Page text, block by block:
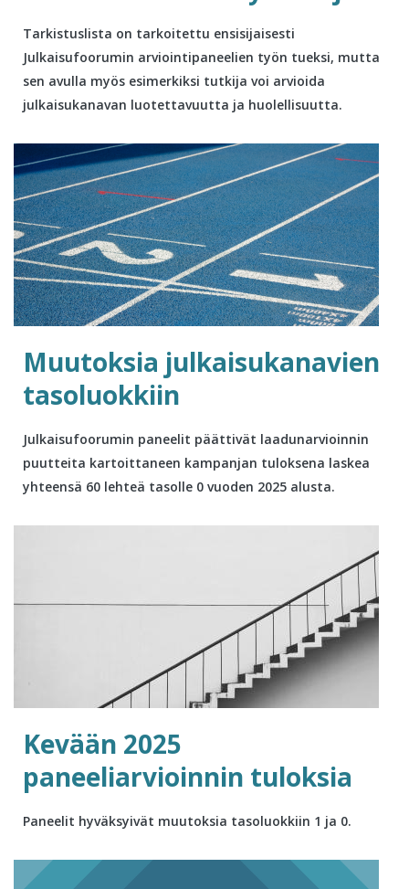
Tarkistuslista on tarkoitettu ensisijaisesti
Julkaisufoorumin arviointipaneelien työn tueksi, mutta
sen avulla myös esimerkiksi tutkija voi arvioida
julkaisukanavan luotettavuutta ja huolellisuutta.
Muutoksia julkaisukanavien
tasoluokkiin
Julkaisufoorumin paneelit päättivät laadunarvioinnin
puutteita kartoittaneen kampanjan tuloksena laskea
yhteensä 60 lehteä tasolle 0 vuoden 2025 alusta.
Kevään 2025
paneeliarvioinnin tuloksia
Paneelit hyväksyivät muutoksia tasoluokkiin 1 ja 0.